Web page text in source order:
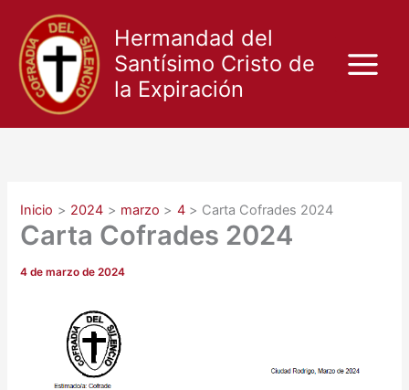
contenido
Hermandad del
Santísimo Cristo de
la Expiración
Inicio 2024 marzo 4 Carta Cofrades 2024
Carta Cofrades 2024
4 de marzo de 2024